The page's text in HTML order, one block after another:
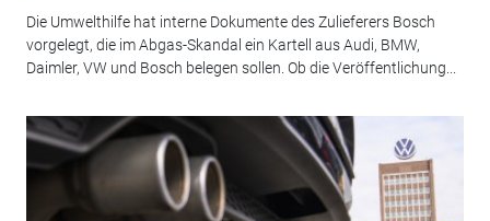
Die Umwelthilfe hat interne Dokumente des Zulieferers Bosch
vorgelegt, die im Abgas-Skandal ein Kartell aus Audi, BMW,
Daimler, VW und Bosch belegen sollen. Ob die Veröffentlichung...